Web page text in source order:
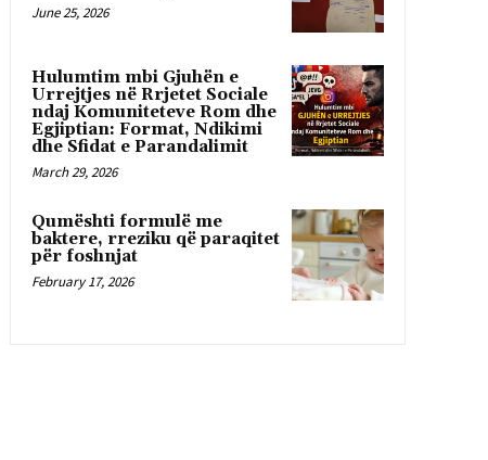
June 25, 2026
Hulumtim mbi Gjuhën e
Urrejtjes në Rrjetet Sociale
ndaj Komuniteteve Rom dhe
Egjiptian: Format, Ndikimi
dhe Sfidat e Parandalimit
March 29, 2026
Qumështi formulë me
baktere, rreziku që paraqitet
për foshnjat
February 17, 2026